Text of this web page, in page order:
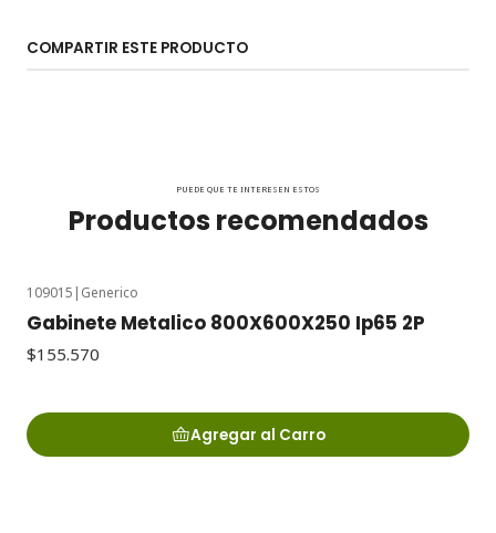
COMPARTIR ESTE PRODUCTO
PUEDE QUE TE INTERESEN ESTOS
Productos recomendados
109015 | Generico
Gabinete Metalico 800X600X250 Ip65 2P
$155.570
Agregar al Carro